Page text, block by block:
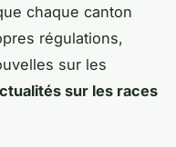
chaque canton
régulations,
sur les
sur les races